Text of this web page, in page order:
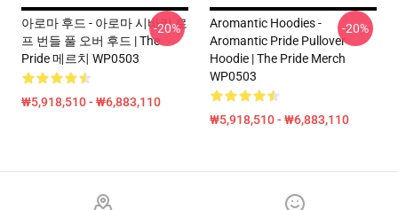
아로마 후드 - 아로마 시바리 로
프 번들 풀 오버 후드 | The
Pride 메르치 WP0503
₩5,918,510 - ₩6,883,110
-20%
Aromantic Hoodies -
Aromantic Pride Pullover
Hoodie | The Pride Merch
WP0503
₩5,918,510 - ₩6,883,110
-20%